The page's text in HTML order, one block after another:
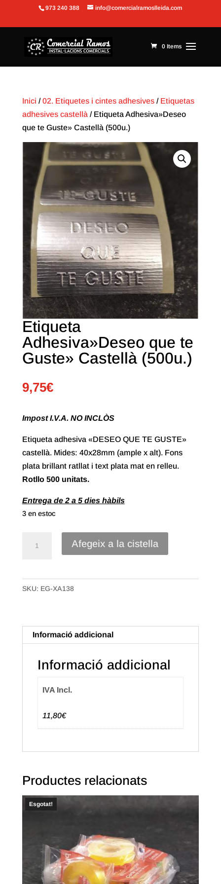
Obre la barra d'eines
973 240 388 info@comercialramoslleida.com
0 Items
Inici /02. Etiquetes i cintes adhesives/ Etiquetas
adhesives castellà / Etiqueta Adhesiva»Deseo
que te Guste» Castellà (500u.)
Etiqueta
Adhesiva»Deseo que te
Guste» Castellà (500u.)
9,75€
Impost I.V.A. NO INCLÒS
Etiqueta adhesiva «DESEO QUE TE GUSTE»
castellà. Mides: 40x28mm (ample x alt). Fons
plata brillant ratllat i text plata mat en relleu.
Rotllo 500 unitats.
Entrega de 2 a 5 dies hàbils
3 en estoc
Adhesiva"Deseo
que
Castellà
(500u.)
Afegeix a la cistella
SKU: EG-XA138
Informació addicional
Informació addicional
IVA Incl.
11,80€
Productes relacionats
Esgotat!